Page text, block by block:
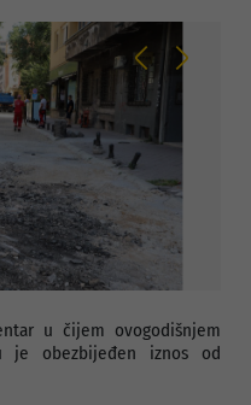
u čijem ovogodišnjem
je obezbijeđen iznos od